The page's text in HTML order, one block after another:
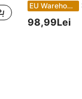
EU Warehouse
98,99Lei